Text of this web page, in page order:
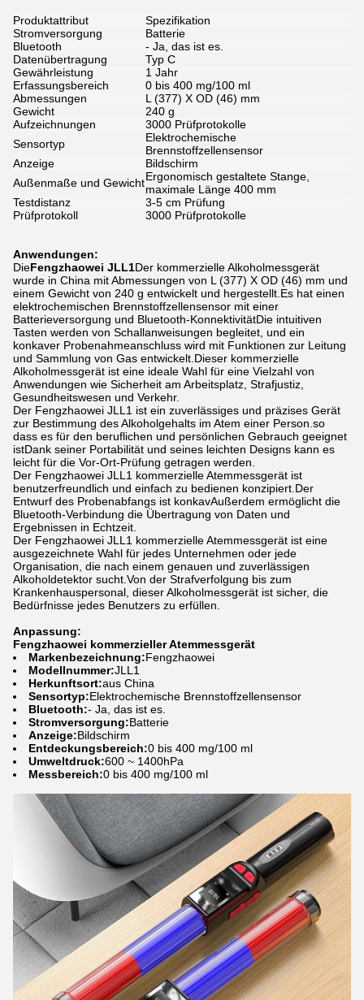
Produktattribut
Spezifikation
Stromversorgung
Batterie
Bluetooth
- Ja, das ist es.
Datenübertragung
Typ C
Gewährleistung
1 Jahr
Erfassungsbereich
0 bis 400 mg/100 ml
Abmessungen
L (377) X OD (46) mm
Gewicht
240 g
Aufzeichnungen
3000 Prüfprotokolle
Sensortyp
Elektrochemische
Brennstoffzellensensor
Anzeige
Bildschirm
Außenmaße und GewichtErgonomisch gestaltete Stange,
maximale Länge 400 mm
Testdistanz
3-5 cm Prüfung
Prüfprotokoll
3000 Prüfprotokolle
Anwendungen:
DieFengzhaowei JLL1Der kommerzielle Alkoholmessgerät
wurde in China mit Abmessungen von L (377) X OD (46) mm und
einem Gewicht von 240 g entwickelt und hergestellt.Es hat einen
elektrochemischen Brennstoffzellensensor mit einer
Batterieversorgung und Bluetooth-KonnektivitätDie intuitiven
Tasten werden von Schallanweisungen begleitet, und ein
konkaver Probenahmeanschluss wird mit Funktionen zur Leitung
und Sammlung von Gas entwickelt.Dieser kommerzielle
Alkoholmessgerät ist eine ideale Wahl für eine Vielzahl von
Anwendungen wie Sicherheit am Arbeitsplatz, Strafjustiz,
Gesundheitswesen und Verkehr.
Der Fengzhaowei JLL1 ist ein zuverlässiges und präzises Gerät
zur Bestimmung des Alkoholgehalts im Atem einer Person.so
dass es für den beruflichen und persönlichen Gebrauch geeignet
istDank seiner Portabilität und seines leichten Designs kann es
leicht für die Vor-Ort-Prüfung getragen werden.
Der Fengzhaowei JLL1 kommerzielle Atemmessgerät ist
benutzerfreundlich und einfach zu bedienen konzipiert.Der
Entwurf des Probenabfangs ist konkavAußerdem ermöglicht die
Bluetooth-Verbindung die Übertragung von Daten und
Ergebnissen in Echtzeit.
Der Fengzhaowei JLL1 kommerzielle Atemmessgerät ist eine
ausgezeichnete Wahl für jedes Unternehmen oder jede
Organisation, die nach einem genauen und zuverlässigen
Alkoholdetektor sucht.Von der Strafverfolgung bis zum
Krankenhauspersonal, dieser Alkoholmessgerät ist sicher, die
Bedürfnisse jedes Benutzers zu erfüllen.
Anpassung:
Fengzhaowei kommerzieller Atemmessgerät
Markenbezeichnung:Fengzhaowei
Modellnummer:JLL1
Herkunftsort:aus China
Sensortyp:Elektrochemische Brennstoffzellensensor
Bluetooth:- Ja, das ist es.
Stromversorgung:Batterie
Anzeige:Bildschirm
Entdeckungsbereich:0 bis 400 mg/100 ml
Umweltdruck:600 ~ 1400hPa
Messbereich:0 bis 400 mg/100 ml